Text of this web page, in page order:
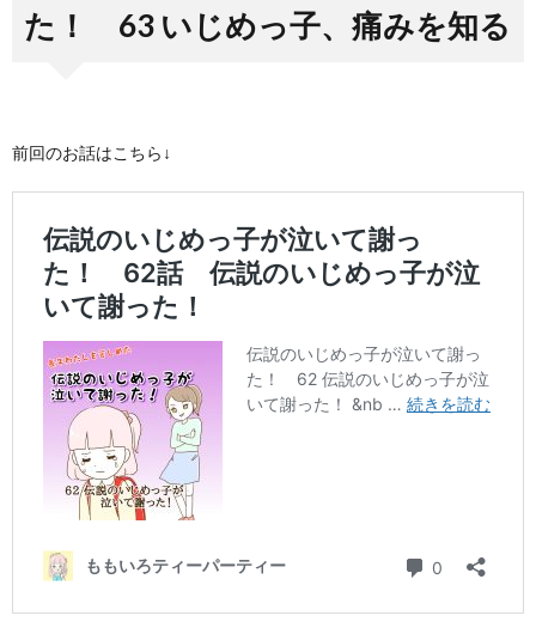
た！ 63 いじめっ子、痛みを知る
前回のお話はこちら↓